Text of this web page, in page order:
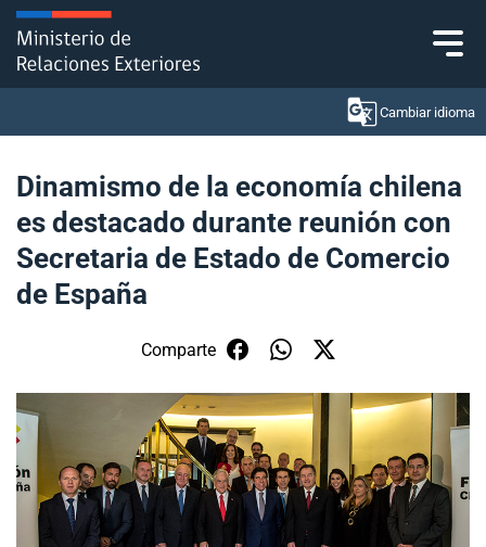
Click acá para ir directamente al contenido
Cambiar idioma
Ministerio
Política Exterior
Subsecretaría de Relaciones Económicas
Internacionales
Sala de prensa
Dinamismo de la economía chilena
es destacado durante reunión con
Secretaria de Estado de Comercio
de España
Comparte